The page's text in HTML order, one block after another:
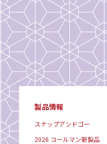
製品情報
スナップアンドゴー
2026 コールマン新製品